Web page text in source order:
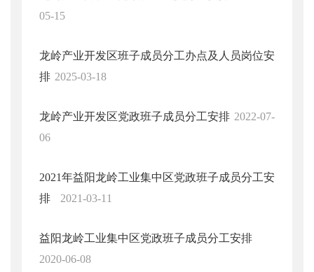
05-15
龙岭产业开发区班子成员分工办点及人员岗位安
排 2025-03-18
龙岭产业开发区党政班子成员分工安排 2022-07-
06
2021年益阳龙岭工业集中区党政班子成员分工安
排
2021-03-11
益阳龙岭工业集中区党政班子成员分工安排
2020-06-08